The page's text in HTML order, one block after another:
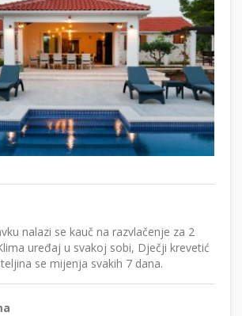
nalazi se kauč na razvlačenje za 2
uređaj u svakoj sobi, Dječji krevetić
se mijenja svakih 7 dana.